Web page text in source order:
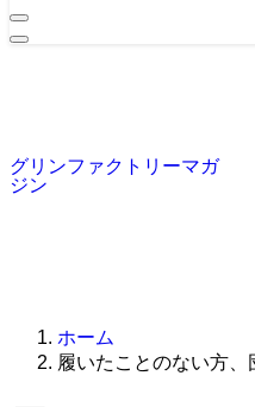
グリンファクトリーマガ
ジン
ホーム
履いたことのない方